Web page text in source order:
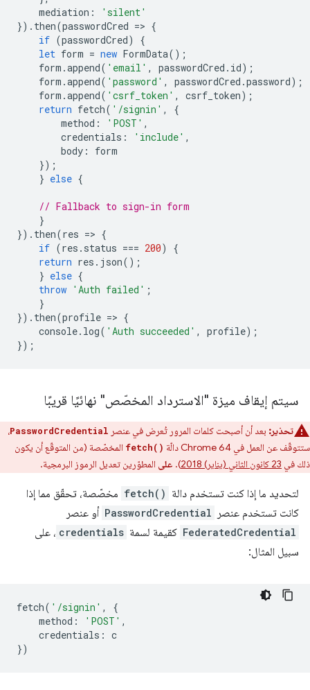
mediation :
'silent'
}). then(passwordCred => {
if (passwordCred)
{
let form = new FormData();
form .append( 'email' , passwordCred . id);
form .append( 'password' , passwordCred .password);
form .append( 'csrf_token' , csrf_token);
return fetch( '/signin' ,
{
method : 'POST' ,
credentials : 'include' ,
body :
form
});
} else {
// Fallback to sign-in form
}
}). then(res => {
if (res . status === 200)
{
return res . json();
} else {
throw 'Auth failed' ;
}
}). then(profile => {
console. log( 'Auth succeeded' , profile);
});
سيتم إيقاف ميزة "الاسترداد المخصّص" نهائيًا قريبًا
تحذير: بعد أن أصبحت كلمات المرور تُعرض في عنصر PasswordCredential،
ستتوقّف عن العمل في Chrome 64 دالّة
fetch() المخصّصة (من المتوقّع أن يكون
ذلك في 23 كانون الثاني (يناير) 2018 ). على المطوّرين تعديل الرموز البرمجية.
لتحديد ما إذا كنت تستخدم دالة fetch() مخصّصة، تحقّق مما إذا
كانت تستخدم عنصر
PasswordCredential أو عنصر
FederatedCredential كقيمة لسمة credentials ، على
سبيل المثال:
fetch( '/signin' ,
{
method : 'POST' ,
credentials : c
})